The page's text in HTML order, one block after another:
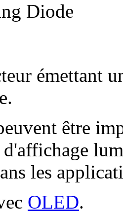
Diode
émettant
être
d'affichage
les
OLED.